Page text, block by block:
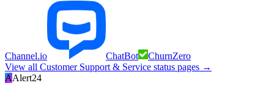
Channel.io ChatBot
ChurnZero
View all Customer Support & Service status pages →
AAlert24